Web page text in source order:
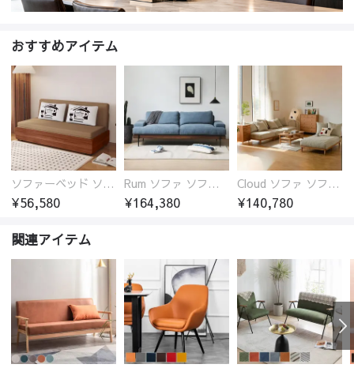
おすすめアイテム
ソファーベッド ソファベッド 2人 3人掛け 「幅100～180cm」ソファー ソファーベッド 1人掛け 2人掛け 3人掛け 収納付き 北欧 コンパクト-fsx-1005
¥56,580
Rum ソファ ソファー おしゃれ 1人掛け～4人掛け ウォールナットorオーク材フレーム 西海岸風 肘掛
¥164,380
Cloud ソファ ソファーおしゃれ 1人掛け～3人掛け チェリー材フレーム 木製 北欧 おしゃれ 5カラー 自由レイアウト
¥140,780
関連アイテム